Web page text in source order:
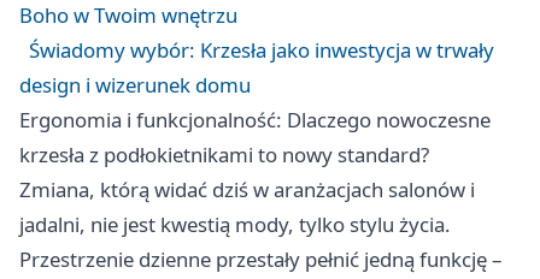
Boho w Twoim wnętrzu
Świadomy wybór: Krzesła jako inwestycja w trwały
design i wizerunek domu
Ergonomia i funkcjonalność: Dlaczego nowoczesne
krzesła z podłokietnikami to nowy standard?
Zmiana, którą widać dziś w aranżacjach salonów i
jadalni, nie jest kwestią mody, tylko stylu życia.
Przestrzenie dzienne przestały pełnić jedną funkcję –